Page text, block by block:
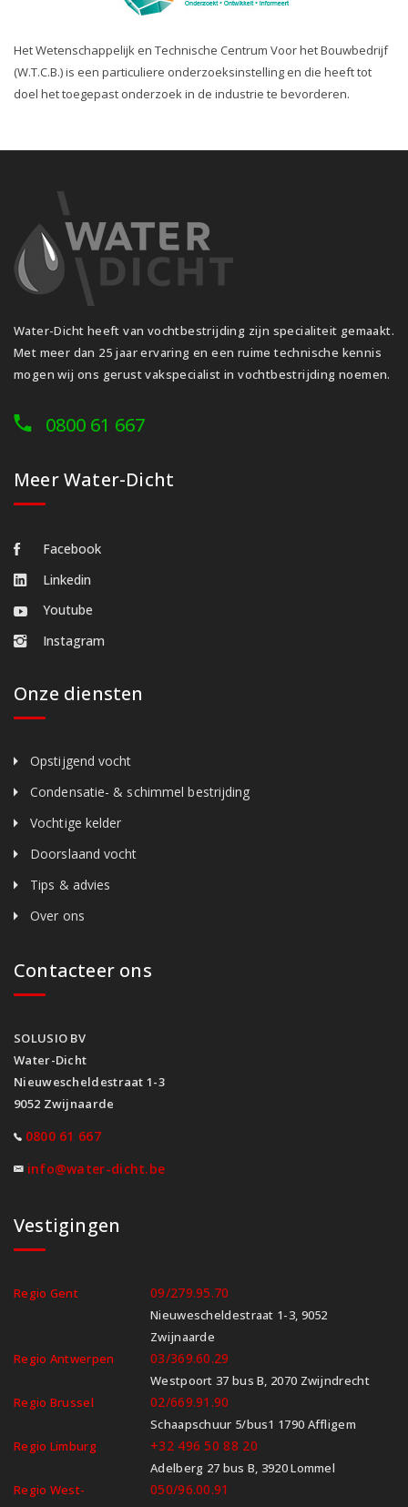
Het Wetenschappelijk en Technische Centrum Voor het Bouwbedrijf
(W.T.C.B.) is een particuliere onderzoeksinstelling en die heeft tot
doel het toegepast onderzoek in de industrie te bevorderen.
Water-Dicht heeft van vochtbestrijding zijn specialiteit gemaakt.
Met meer dan 25 jaar ervaring en een ruime technische kennis
mogen wij ons gerust vakspecialist in vochtbestrijding noemen.
0800 61 667
Meer Water-Dicht
Facebook
Linkedin
Youtube
Instagram
Onze diensten
Opstijgend vocht
Condensatie- & schimmel bestrijding
Vochtige kelder
Doorslaand vocht
Tips & advies
Over ons
Contacteer ons
SOLUSIO BV
Water-Dicht
Nieuwescheldestraat 1-3
9052 Zwijnaarde
0800 61 667
info@water-dicht.be
Vestigingen
Regio Gent 09/279.95.70
Nieuwescheldestraat 1-3, 9052
Zwijnaarde
Regio Antwerpen
03/369.60.29
Westpoort 37 bus B, 2070 Zwijndrecht
Regio Brussel
02/669.91.90
Schaapschuur 5/bus1 1790 Affligem
Regio Limburg
+32 496 50 88 20
Adelberg 27 bus B, 3920 Lommel
Regio West-
050/96.00.91